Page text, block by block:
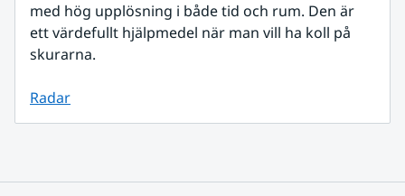
med hög upplösning i både tid och rum. Den är
ett värdefullt hjälpmedel när man vill ha koll på
skurarna.
Radar